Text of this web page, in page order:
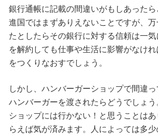
銀行通帳に記載の間違いがもしあった
進国ではまずありえないことですが、
たとしたらその銀行に対する信頼は一
を解約しても仕事や生活に影響がなけ
をつくりなおすでしょう。
しかし、ハンバーガーショップで間違
ハンバーガーを渡されたらどうでしょ
ショップには行かない！と思うことは
らえば気が済みます。人によっては多